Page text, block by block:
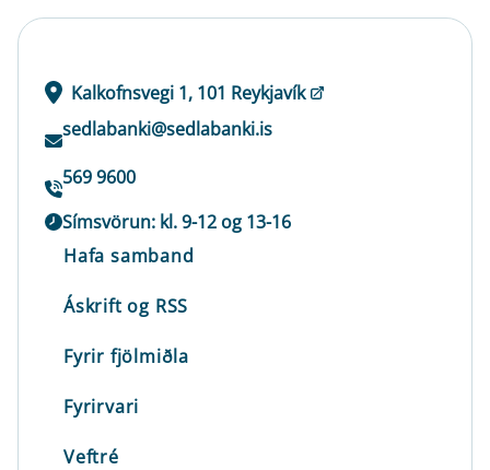
Kalkofnsvegi 1, 101 Reykjavík
sedlabanki@sedlabanki.is
569 9600
Símsvörun: kl. 9-12 og 13-16
Hafa samband
Áskrift og RSS
Fyrir fjölmiðla
Fyrirvari
Veftré